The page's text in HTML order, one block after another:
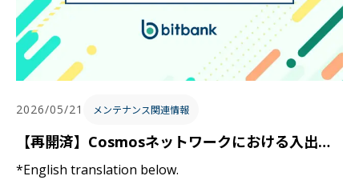
2026/05/21 メンテナンス関連情報
【再開済】Cosmosネットワークにおける入出金の一時停止に関するお知らせ / Notice Regarding Temporary Suspension of Deposits and Withdrawals on the Cosmos Network
*English translation below.